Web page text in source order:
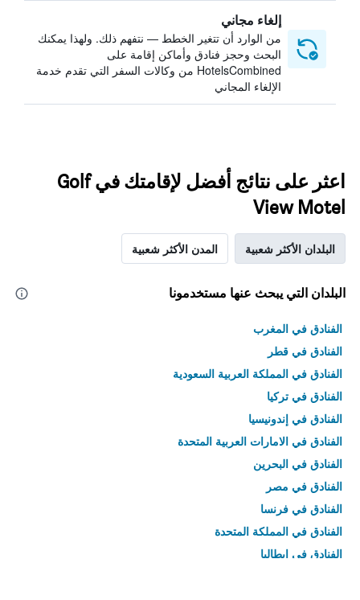
إلغاء مجاني
من الوارد أن تتغير الخطط — نتفهم ذلك. ولهذا يمكنك
البحث وحجز فنادق وأماكن إقامة على
HotelsCombined من وكالات السفر التي تقدم خدمة
الإلغاء المجاني
اعثر على نتائج أفضل لإقامتك في Golf
View Motel
البلدان الأكثر شعبية المدن الأكثر شعبية
البلدان التي يبحث عنها مستخدمونا
الفنادق في المغرب
الفنادق في قطر
الفنادق في المملكة العربية السعودية
الفنادق في تركيا
الفنادق في إندونيسيا
الفنادق في الامارات العربية المتحدة
الفنادق في البحرين
الفنادق في مصر
الفنادق في فرنسا
الفنادق في المملكة المتحدة
الفنادق في إيطاليا